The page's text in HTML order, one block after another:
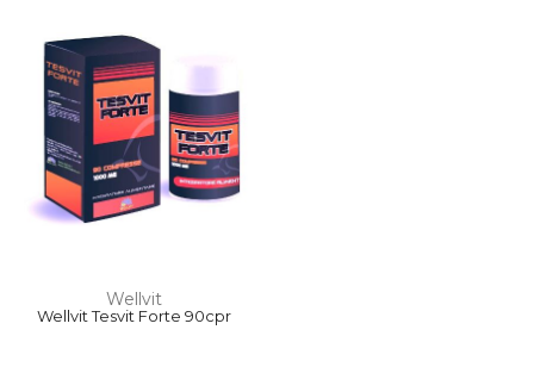
Wellvit
Wellvit Tesvit Forte 90cpr